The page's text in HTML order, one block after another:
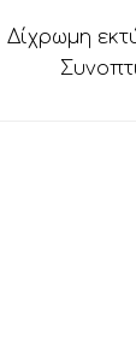
Δίχρωμη